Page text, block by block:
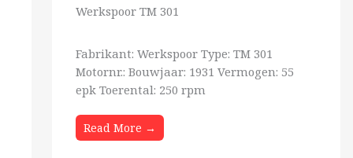
Werkspoor TM 301
Fabrikant: Werkspoor Type: TM 301
Motornr.: Bouwjaar: 1931 Vermogen: 55
epk Toerental: 250 rpm
Read More →